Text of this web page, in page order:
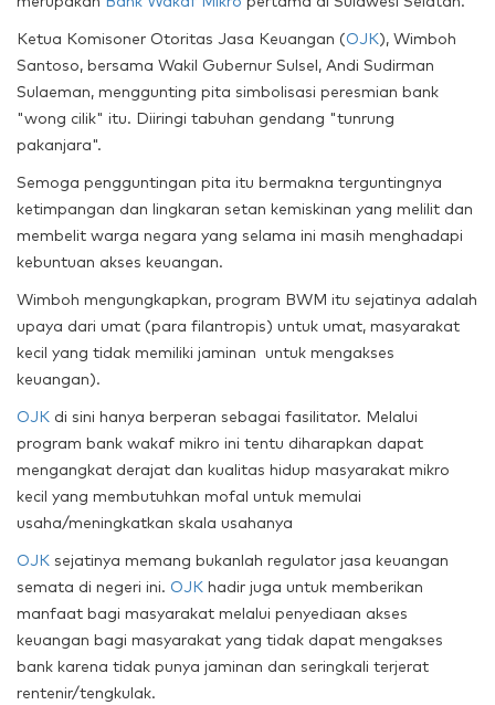
Ketua Komisoner Otoritas Jasa Keuangan (OJK), Wimboh
Santoso, bersama Wakil Gubernur Sulsel, Andi Sudirman
Sulaeman, menggunting pita simbolisasi peresmian bank
"wong cilik" itu. Diiringi tabuhan gendang "tunrung
pakanjara".
Semoga pengguntingan pita itu bermakna terguntingnya
ketimpangan dan lingkaran setan kemiskinan yang melilit dan
membelit warga negara yang selama ini masih menghadapi
kebuntuan akses keuangan.
Wimboh mengungkapkan, program BWM itu sejatinya adalah
upaya dari umat (para filantropis) untuk umat, masyarakat
kecil yang tidak memiliki jaminan untuk mengakses
keuangan).
OJK di sini hanya berperan sebagai fasilitator. Melalui
program bank wakaf mikro ini tentu diharapkan dapat
mengangkat derajat dan kualitas hidup masyarakat mikro
kecil yang membutuhkan mofal untuk memulai
usaha/meningkatkan skala usahanya
OJK sejatinya memang bukanlah regulator jasa keuangan
semata di negeri ini. OJK hadir juga untuk memberikan
manfaat bagi masyarakat melalui penyediaan akses
keuangan bagi masyarakat yang tidak dapat mengakses
bank karena tidak punya jaminan dan seringkali terjerat
rentenir/tengkulak.